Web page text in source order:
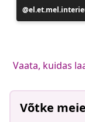
Postitus
avaldatud
Vaata, kuidas
Võtke